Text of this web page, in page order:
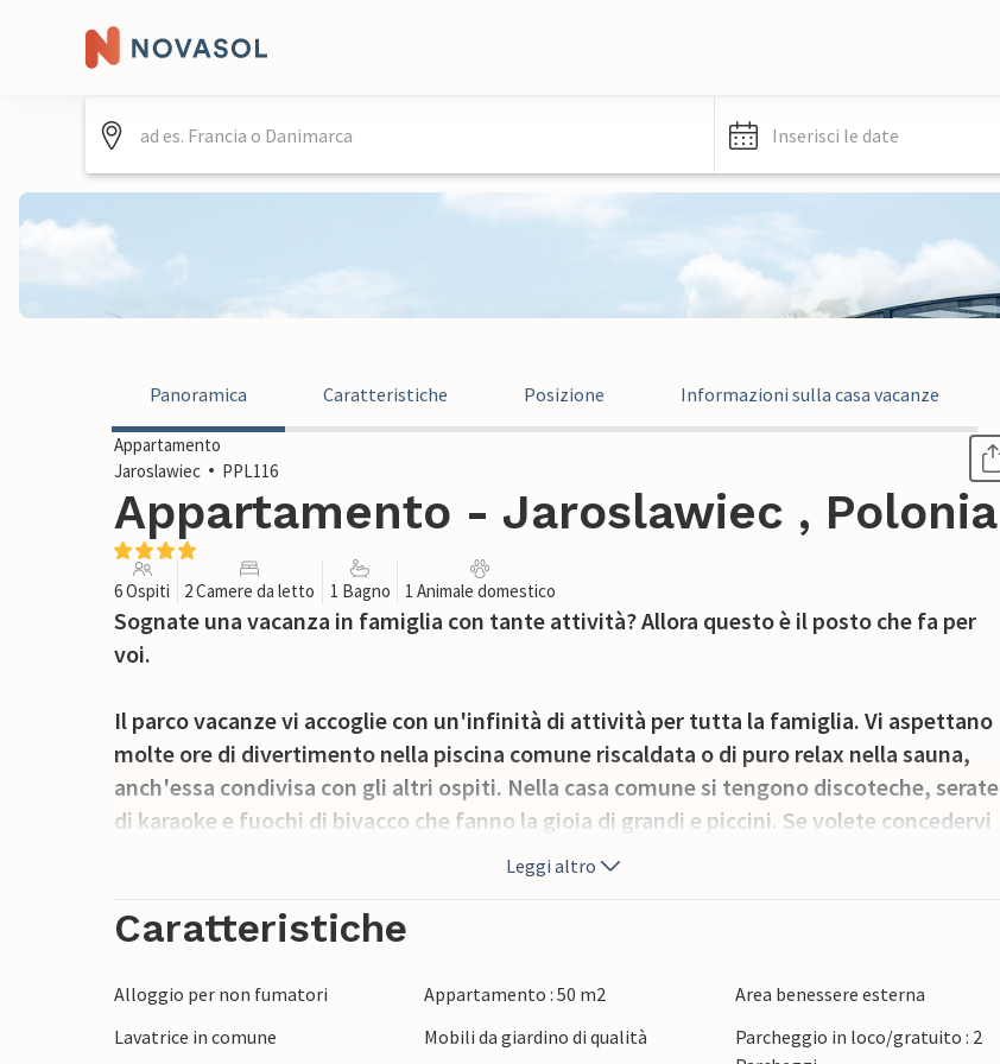
Inserisci le date
Panoramica Caratteristiche Posizione Informazioni sulla casa vacanze
Appartamento
Jaroslawiec
PPL116
Appartamento - Jaroslawiec , Polonia
6 Ospiti 2 Camere da letto 1 Bagno 1 Animale domestico
Sognate una vacanza in famiglia con tante attività? Allora questo è il posto che fa per
voi.
Il parco vacanze vi accoglie con un'infinità di attività per tutta la famiglia. Vi aspettano
molte ore di divertimento nella piscina comune riscaldata o di puro relax nella sauna,
anch'essa condivisa con gli altri ospiti. Nella casa comune si tengono discoteche, serate
di karaoke e fuochi di bivacco che fanno la gioia di grandi e piccini. Se volete concedervi
un po' di relax, potete mangiare nel ristorante del parco e assaporare il buon cibo e le
farà sentire come a casa. L'alloggio è il punto di partenza perfetto per le vostre attività
godetevi una notte di sonno ristoratore. Inizierete sicuramente un'altra splendida
Leggi altro
Caratteristiche
Alloggio per non fumatori Appartamento : 50 m2
Area benessere esterna
Lavatrice in comune
Mobili da giardino di qualità
Parcheggio in loco/gratuito : 2